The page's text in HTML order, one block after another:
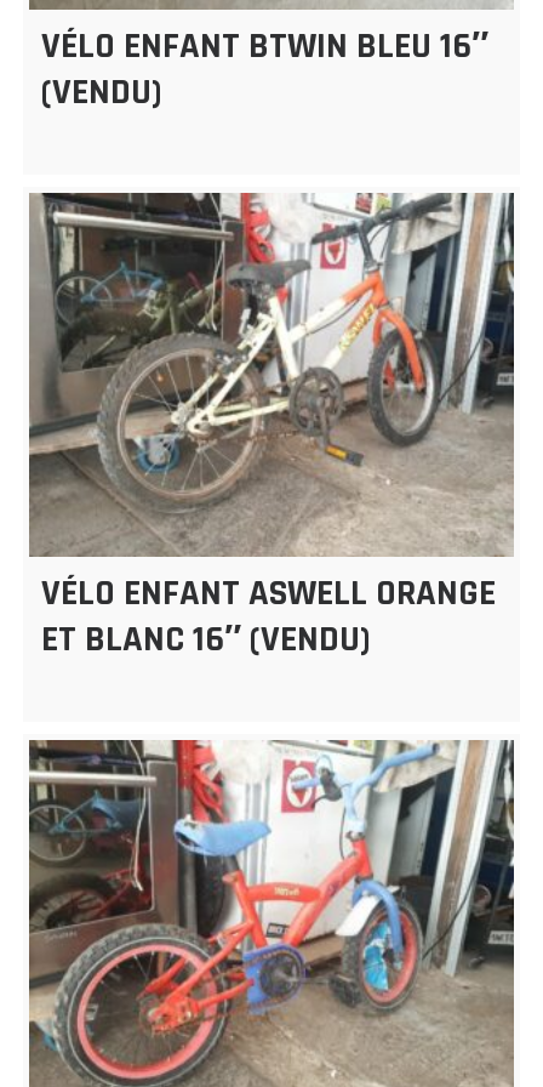
VÉLO ENFANT BTWIN BLEU 16″
(VENDU)
VÉLO ENFANT ASWELL ORANGE
ET BLANC 16″ (VENDU)